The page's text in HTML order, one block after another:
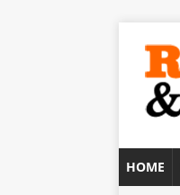
HOME